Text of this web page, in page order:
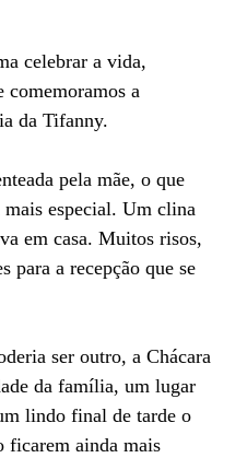
celebrar a vida,
comemoramos a
da Tifanny.
pela mãe, o que
especial. Um clina
em casa. Muitos risos,
para a recepção que se
ser outro, a Chácara
da família, um lugar
lindo final de tarde o
ficarem ainda mais